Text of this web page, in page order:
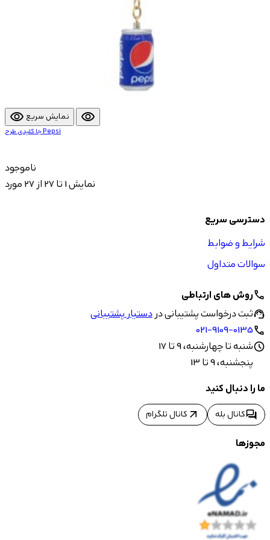
visibility نمایش سریع visibility
جا کلیدی طرح Pepsi
ناموجود
نمایش 1 تا 27 از 27 مورد
دسترسی سریع
شرایط و ضوابط
سوالات متداول
callروش های ارتباطی
support_agentثبت درخواست پشتیبانی دردستیار پشتیبانی
call
021-9109-0135
scheduleشنبه تا چهارشنبه، 9 تا 17
پنجشنبه، 9 تا 13
ما را دنبال کنید
forumکانال بله arrow_outward کانال تلگرام
مجوزها